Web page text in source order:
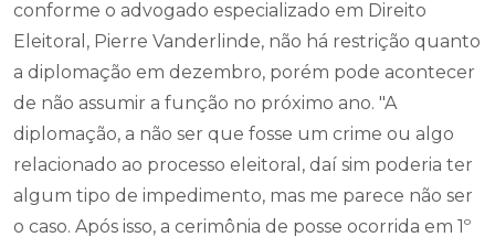
conforme o advogado especializado em Direito
Eleitoral, Pierre Vanderlinde, não há restrição quanto
a diplomação em dezembro, porém pode acontecer
de não assumir a função no próximo ano. "A
diplomação, a não ser que fosse um crime ou algo
relacionado ao processo eleitoral, daí sim poderia ter
algum tipo de impedimento, mas me parece não ser
o caso. Após isso, a cerimônia de posse ocorrida em 1º